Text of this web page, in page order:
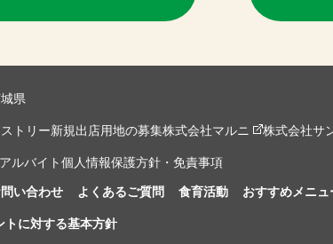
県
トリー新規出店用地の募集株式会社マルニ 株式会社サ
ルバイト個人情報保護方針・免責事項
い合わせ よくあるご質問 食育活動 おすすめメニュ
トに対する基本方針